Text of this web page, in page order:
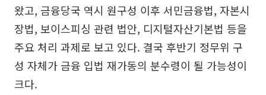
왔고, 금융당국 역시 원구성 이후 서민금융법, 자본시
장법, 보이스피싱 관련 법안, 디지털자산기본법 등을
주요 처리 과제로 보고 있다. 결국 후반기 정무위 구
성 자체가 금융 입법 재가동의 분수령이 될 가능성이
크다.